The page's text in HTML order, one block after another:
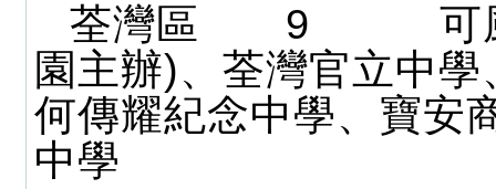
荃灣區 9 可風
園主辦)、荃灣官立中
何傳耀紀念中學、寶安
中學